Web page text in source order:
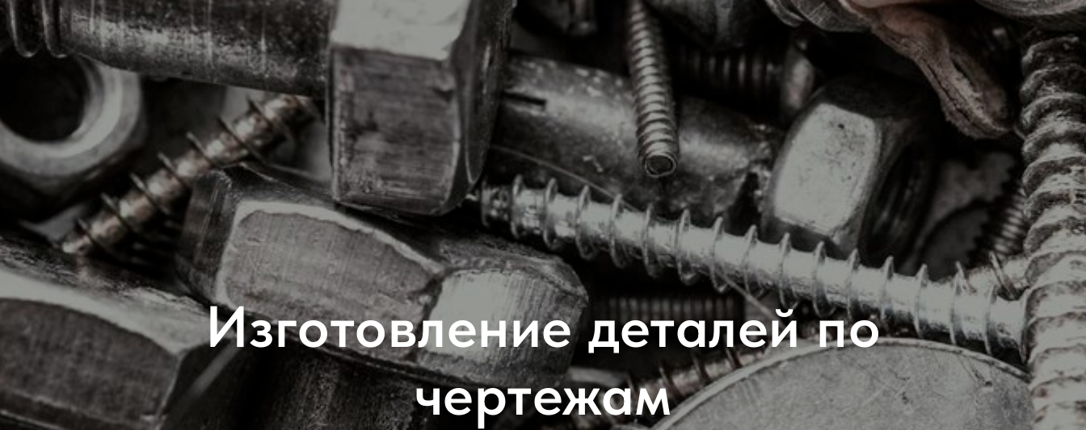
Изготовление деталей по
чертежам